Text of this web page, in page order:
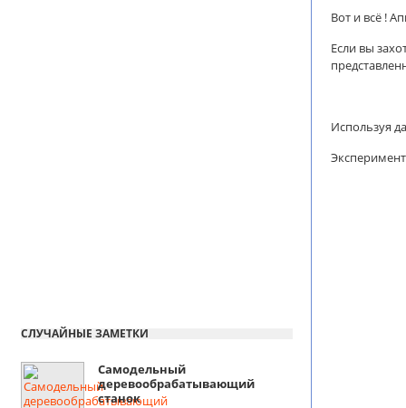
Вот и всё !
Если вы
Используя
СЛУЧАЙНЫЕ ЗАМЕТКИ
Самодельный
деревообрабатывающий
станок